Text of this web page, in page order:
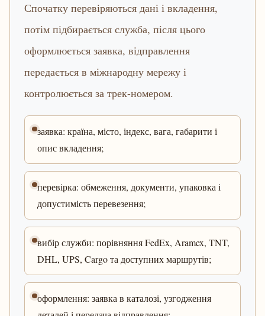
Спочатку перевіряються дані і вкладення,
потім підбирається служба, після цього
оформлюється заявка, відправлення
передається в міжнародну мережу і
контролюється за трек-номером.
заявка: країна, місто, індекс, вага, габарити і
опис вкладення;
перевірка: обмеження, документи, упаковка і
допустимість перевезення;
вибір служби: порівняння FedEx, Aramex, TNT,
DHL, UPS, Cargo та доступних маршрутів;
оформлення: заявка в каталозі, узгодження